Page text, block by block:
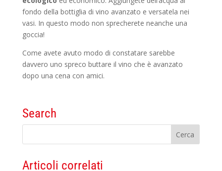
fondo della bottiglia di vino avanzato e versatela nei
vasi. In questo modo non sprecherete neanche una
goccia!
Come avete avuto modo di constatare sarebbe
davvero uno spreco buttare il vino che è avanzato
dopo una cena con amici.
Search
Articoli correlati